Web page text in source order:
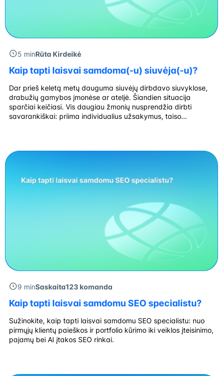
5 minRūta Kirdeikė
Kaip tapti laisvai samdoma(-u) siuvėja(-u)?
Dar prieš keletą metų dauguma siuvėjų dirbdavo siuvyklose,
drabužių gamybos įmonėse ar ateljė. Šiandien situacija
sparčiai keičiasi. Vis daugiau žmonių nusprendžia dirbti
savarankiškai: priima individualius užsakymus, taiso
nuotoliniu būdu, kai matavimai […]
9 minSaskaita123 komanda
Kaip tapti laisvai samdomu SEO specialistu?
Sužinokite, kaip tapti laisvai samdomu SEO specialistu: nuo
pirmųjų klientų paieškos ir portfolio kūrimo iki veiklos įteisinimo,
pajamų bei AI įtakos SEO rinkai.